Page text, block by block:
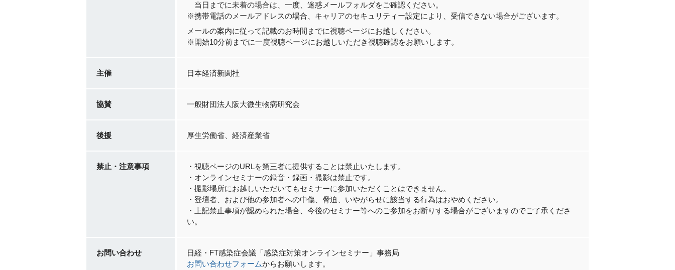
当日までに未着の場合は、一度、迷惑メールフォルダをご確認ください。
※携帯電話のメールアドレスの場合、キャリアのセキュリティー設定により、受信できない場合がございます。
メールの案内に従って記載のお時間までに視聴ページにお越しください。
※開始10分前までに一度視聴ページにお越しいただき視聴確認をお願いします。
主催 日本経済新聞社
協賛 一般財団法人阪大微生物病研究会
後援 厚生労働省、経済産業省
禁止・注意事項
・視聴ページのURLを第三者に提供することは禁止いたします。
・オンラインセミナーの録音・録画・撮影は禁止です。
・撮影場所にお越しいただいてもセミナーに参加いただくことはできません。
・登壇者、および他の参加者への中傷、脅迫、いやがらせに該当する行為はおやめください。
・上記禁止事項が認められた場合、今後のセミナー等へのご参加をお断りする場合がございますのでご了承くださ
い。
お問い合わせ
日経・FT感染症会議「感染症対策オンラインセミナー」事務局
お問い合わせフォームからお願いします。